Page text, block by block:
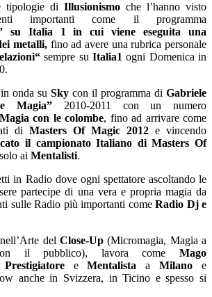
tipologie di Illusionismo che l’hanno visto
importanti come il programma
su Italia 1
in cui viene eseguita una
metalli, fino ad avere una rubrica personale
sempre su Italia1 ogni Domenica in
onda su Sky con il programma di Gabriele
Magia” 2010-2011 con un numero
con le colombe, fino ad arrivare come
di Masters Of Magic 2012 e vincendo
il campionato Italiano di Masters Of
ai Mentalisti.
in Radio dove ogni spettatore ascoltando le
partecipe di una vera e propria magia da
sulle Radio più importanti come Radio Dj e
del Close-Up(Micromagia, Magia a
il pubblico), lavora come Mago
eMentalista aMilanoe
anche in Svizzera, in Ticino e spesso si